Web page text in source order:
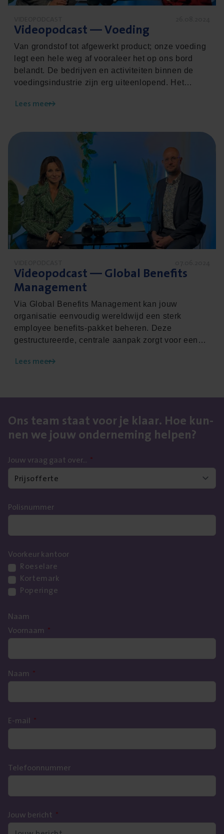
Video­pod­cast — Voeding
Van grondstof tot afgewerkt product; onze voeding
legt een hele weg af vooraleer het op ons bord
belandt. De bedrijven en activiteiten binnen de
voedingsindustrie zijn erg uiteenlopend. Het
speler in de keten is daarom een uitdaging. In de
Verzekerd, neemt verzekeringsexpert Charlotte De
Bruyn het woord. Zij vertelt over de belangrijke
maar kwetsbare positie van de voedingssector in
de Belgische economie en hoe een
toekomstgericht verzekeringsbeleid soelaas biedt.
Lees meer
Video­pod­cast — Glo­bal Bene­fits
Management
Via Global Benefits Management kan jouw
organisatie eenvoudig wereldwijd een sterk
employee benefits-pakket beheren. Deze
gestructureerde, centrale aanpak zorgt voor een
mogelijkheid om een aantrekkelijk pakket samen
vestiging hebt onbestaand of te beperkt? Dan kan
extra ondersteunen. Kristof Baertsoen, expert
Employee Benefits, vertelt in de nieuwe aflevering
voordelen van Global Benefits Management.
Lees meer
Lees meer over Videopodcast - Global Benefits
Ons team staat voor je klaar. Hoe kun­
nen we jouw onder­ne­ming helpen?
Jouw vraag gaat over... *
Polisnummer
Voorkeur kantoor
Roeselare
Kortemark
Poperinge
Naam
Voornaam *
Naam *
E-mail *
Telefoonnummer
Jouw bericht *